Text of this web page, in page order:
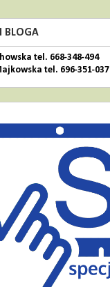
BLOGA
tel. 668-348-494
tel. 696-351-037